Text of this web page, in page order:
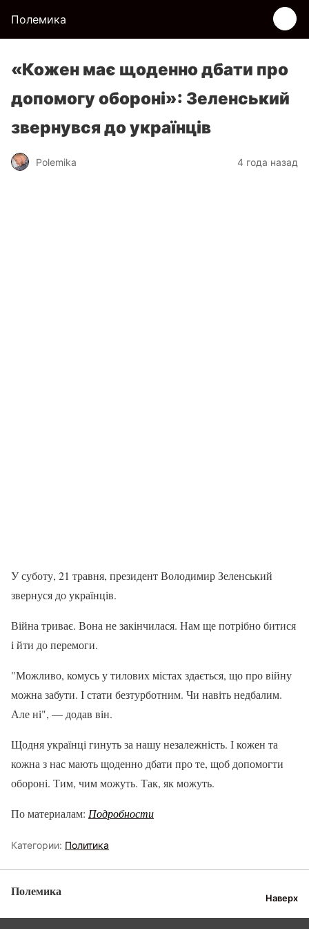
Полемика
«Кожен має щоденно дбати про
допомогу обороні»: Зеленський
звернувся до українців
Polemika 4 года назад
У суботу, 21 травня, президент Володимир Зеленський
звернуся до українців.
Війна триває. Вона не закінчилася. Нам ще потрібно битися
і йти до перемоги.
"Можливо, комусь у тилових містах здається, що про війну
можна забути. І стати безтурботним. Чи навіть недбалим.
Але ні", — додав він.
Щодня українці гинуть за нашу незалежність. І кожен та
кожна з нас мають щоденно дбати про те, щоб допомогти
обороні. Тим, чим можуть. Так, як можуть.
По материалам: Подробности
Категории: Политика
Полемика Наверх